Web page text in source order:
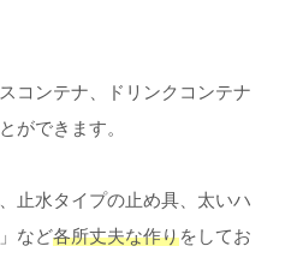
コンテナ、ドリンクコンテナ
ができます。
止水タイプの止め具、太いハ
など各所丈夫な作りをしてお